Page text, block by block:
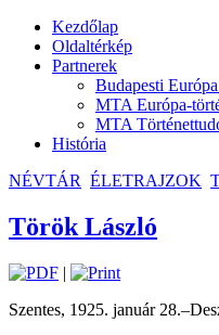
Kezdőlap
Oldaltérkép
Partnerek
Budapesti
MTA Európa-
MTA
História
NÉVTÁR ÉLETRAJZOK
Török László
|
Szentes, 1925. január